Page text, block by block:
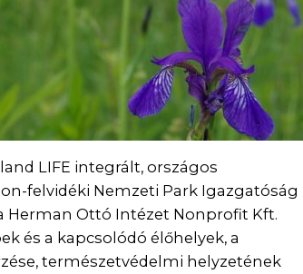
LIFE integrált, országos
felvidéki Nemzeti Park Igazgatóság
Herman Ottó Intézet Nonprofit Kft.
és a kapcsolódó élőhelyek, a
természetvédelmi helyzetének